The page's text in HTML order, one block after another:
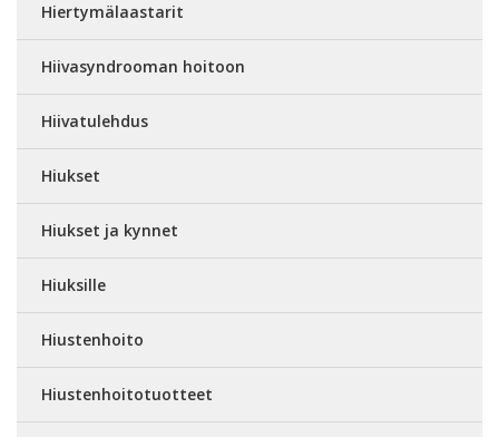
Hiertymälaastarit
Hiivasyndrooman hoitoon
Hiivatulehdus
Hiukset
Hiukset ja kynnet
Hiuksille
Hiustenhoito
Hiustenhoitotuotteet